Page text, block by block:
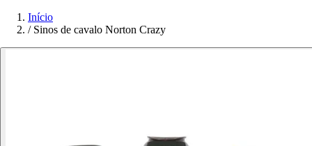
Início
/ Sinos de cavalo Norton Crazy